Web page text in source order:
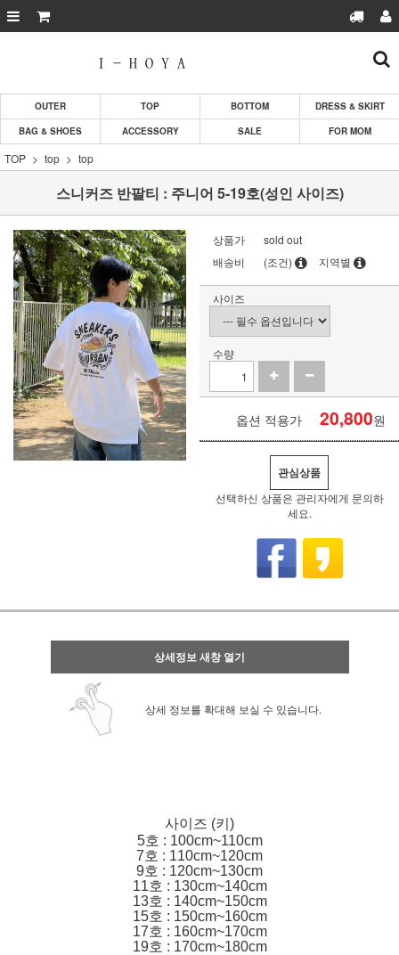
OUTER TOP BOTTOM
DRESS & SKIRT
BAG & SHOES
ACCESSORY SALE FOR MOM
TOP top top
스니커즈 반팔티 : 주니어 5-19호(성인 사이즈)
상품가
sold out
배송비
(조건) 지역별
사이즈
수량
옵션 적용가 20,800원
관심상품
선택하신 상품은 관리자에게 문의하
세요.
상세정보 새창 열기
상세 정보를 확대해 보실 수 있습니다.
사이즈 (키)
5호 : 100cm~110cm
7호 : 110cm~120cm
9호 : 120cm~130cm
11호 : 130cm~140cm
13호 : 140cm~150cm
15호 : 150cm~160cm
17호 : 160cm~170cm
19호 : 170cm~180cm